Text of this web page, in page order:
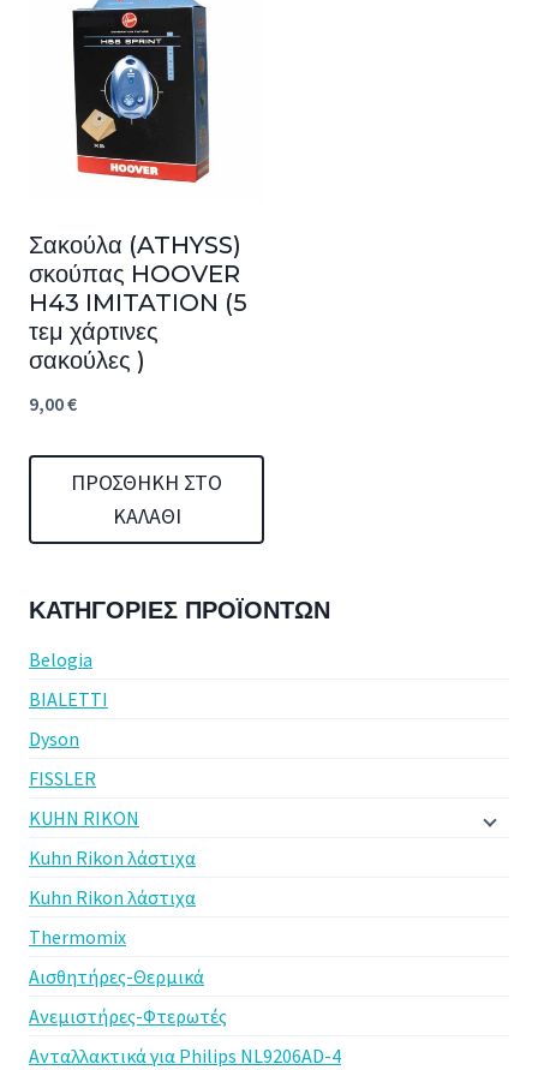
Σακούλα (ATHYSS)
σκούπας HOOVER
H43 IMITATION (5
τεμ χάρτινες
σακούλες )
9,00€
ΠΡΟΣΘΉΚΗ ΣΤΟ
ΚΑΛΆΘΙ
ΚΑΤΗΓΟΡΊΕΣ ΠΡΟΪΌΝΤΩΝ
Belogia
BIALETTI
Dyson
FISSLER
KUHN RIKON
Kuhn Rikon λάστιχα
Kuhn Rikon λάστιχα
Thermomix
Αισθητήρες-Θερμικά
Ανεμιστήρες-Φτερωτές
Ανταλλακτικά για Philips NL9206AD-4